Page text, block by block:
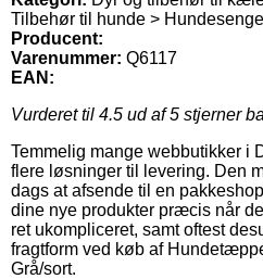
Tilbehør til hunde > Hundesenge
Producent:
Varenummer: Q6117
EAN:
Vurderet til 4.5 ud af 5 stjerner
Temmelig mange webbutikker i
flere løsninger til levering. Den
dags at afsende til en
dine nye produkter præcis når
ret ukompliceret, samt oftest
fragtform ved køb af
Grå/sort.